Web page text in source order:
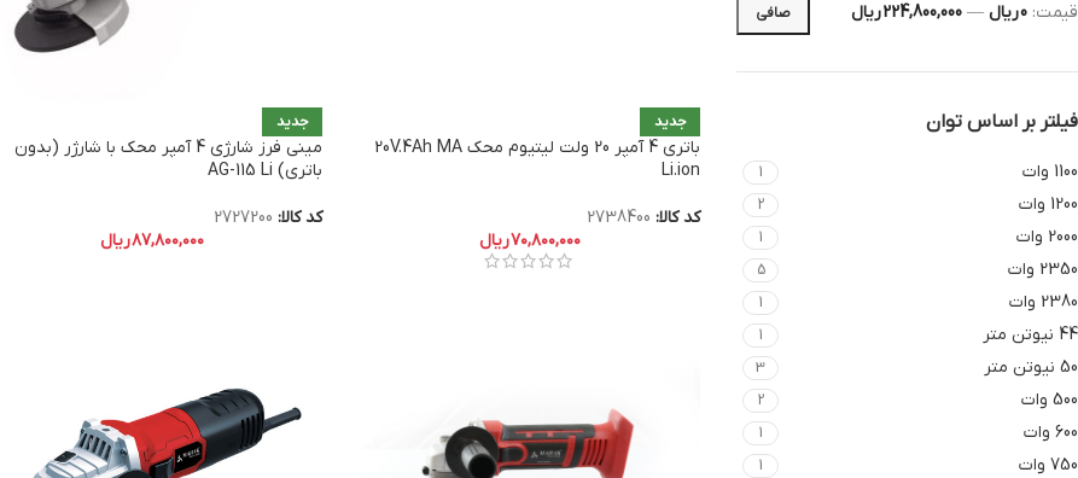
صافی قيمت: 0 ریال — 224,800,000 ریال
فیلتر بر اساس توان
1100 وات 1
1200 وات 2
2000 وات 1
2350 وات 5
2380 وات 1
44 نیوتن متر 1
50 نیوتن متر 3
500 وات 2
600 وات 1
750 وات 1
جدید
باتری 4 آمپر 20 ولت لیتیوم محک 20V.4Ah MA
Li.ion
کد کالا: 2738400
۷۰,۸۰۰,۰۰۰ریال
جدید
مینی فرز شارژی 4 آمپر محک با شارژر (بدون
باتری) AG-115 Li
کد کالا: 2727200
۸۷,۸۰۰,۰۰۰ریال